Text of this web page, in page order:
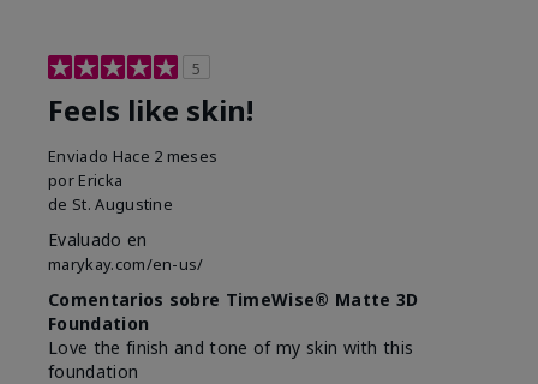
5
Feels like skin!
Enviado Hace 2 meses
por Ericka
de St. Augustine
Evaluado en
marykay.com/en-us/
Comentarios sobre TimeWise® Matte 3D
Foundation
Love the finish and tone of my skin with this
foundation